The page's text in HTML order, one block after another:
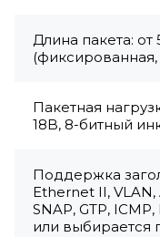
Длина пакета: от
Пакетная
18B, 8-битный
Поддержка
Ethernet II, VLAN,
SNAP, GTP, ICMP,
или выбирается